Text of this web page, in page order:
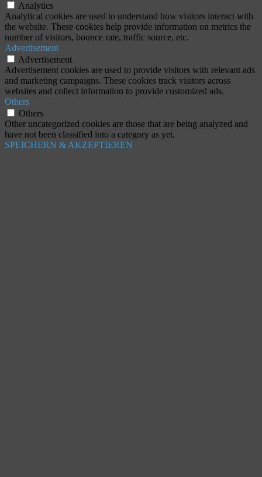
Analytics
Analytical cookies are used to understand how visitors interact with
the website. These cookies help provide information on metrics the
number of visitors, bounce rate, traffic source, etc.
Advertisement
Advertisement
Advertisement cookies are used to provide visitors with relevant ads
and marketing campaigns. These cookies track visitors across
websites and collect information to provide customized ads.
Others
Others
Other uncategorized cookies are those that are being analyzed and
have not been classified into a category as yet.
SPEICHERN & AKZEPTIEREN